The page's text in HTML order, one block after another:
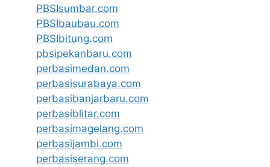
PBSIsumbar.com
PBSIbaubau.com
PBSIbitung.com
pbsipekanbaru.com
perbasimedan.com
perbasisurabaya.com
perbasibanjarbaru.com
perbasiblitar.com
perbasimagelang.com
perbasijambi.com
perbasiserang.com